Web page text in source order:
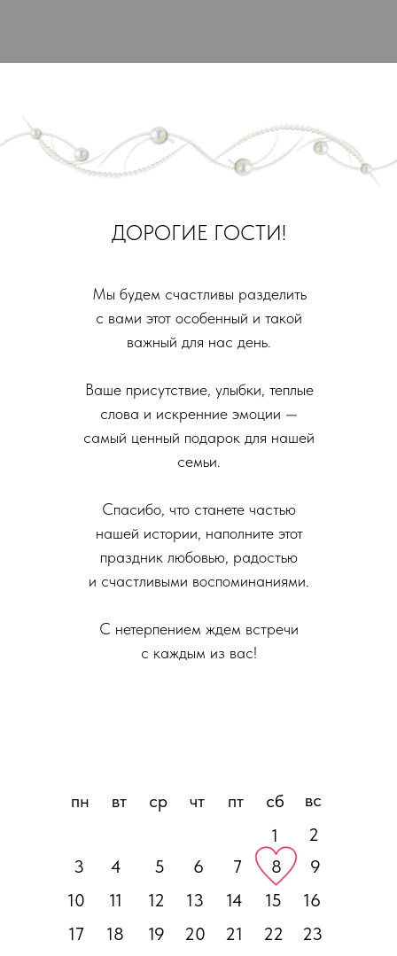
Мы будем счастливы разделить
с вами этот особенный и такой
важный для нас день.
Ваше присутствие, улыбки, теплые
слова и искренние эмоции —
самый ценный подарок для нашей
семьи.
Спасибо, что станете частью
нашей истории, наполните этот
праздник любовью, радостью
и счастливыми воспоминаниями.
С нетерпением ждем встречи
с каждым из вас!
ДОРОГИЕ ГОСТИ!
пн вт ср чт пт сб
вс
1
2
3
4 5 6 7 8
9
10
11 12 13 14 15
16
17
18 19 20 21 22
23